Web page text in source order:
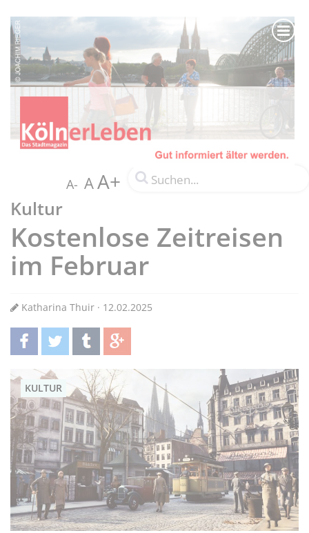
A- AA+
Kultur
Kostenlose Zeitreisen
im Februar
Katharina Thuir · 12.02.2025
teilen twittern teilen teilen
KULTUR